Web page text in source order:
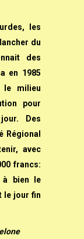
les
du
des
en 1985
milieu
pour
Des
Régional
avec
francs:
à bien le
le jour fin